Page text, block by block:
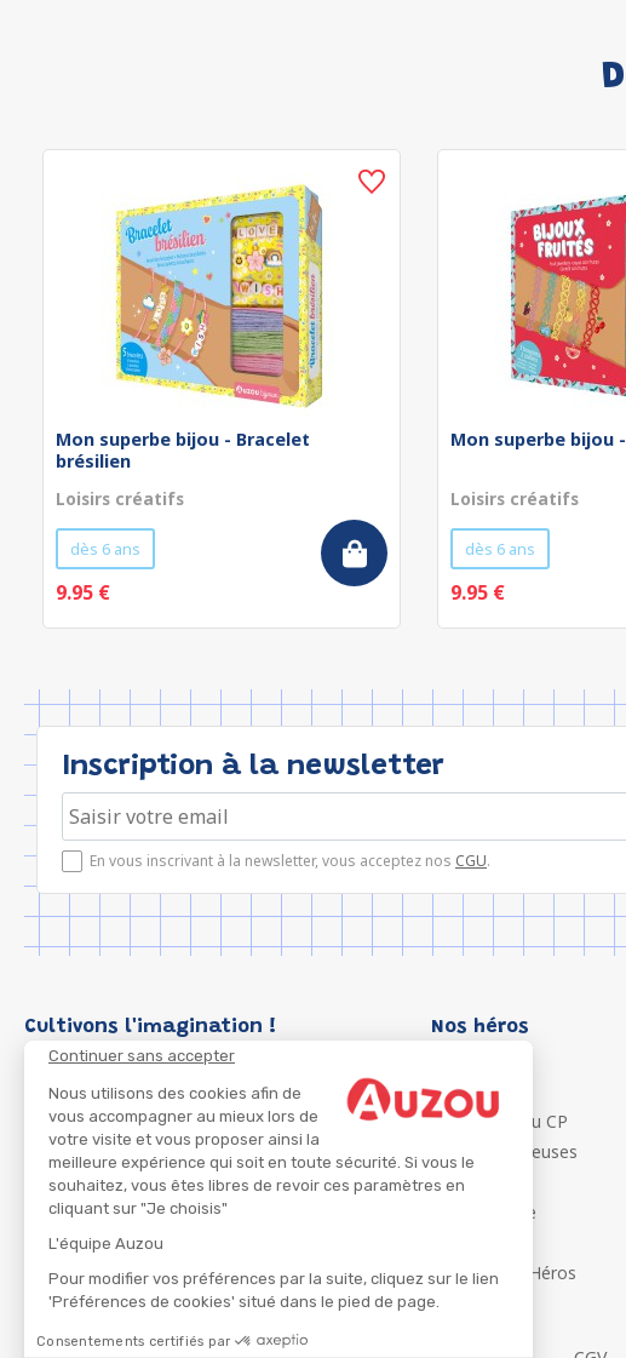
Continuer sans accepter
Nous utilisons des cookies afin de
vous accompagner au mieux lors de
votre visite et vous proposer ainsi la
meilleure expérience qui soit en toute sécurité. Si vous le
souhaitez, vous êtes libres de revoir ces paramètres en
cliquant sur "Je choisis"
L'équipe Auzou
Pour modifier vos préférences par la suite, cliquez sur le lien
'Préférences de cookies' situé dans le pied de page.
Consentements certifiés par
Mon superbe bijou - Bracelet
brésilien
Loisirs créatifs
dès 6 ans
9.95 €
Mon superbe bijou
Loisirs créatifs
dès 6 ans
9.95 €
Inscription à la newsletter
En vous inscrivant à la newsletter, vous acceptez nos CGU.
Cultivons l'imagination ! Nos héros
P'tit Loup
Les Héros du CP
Les Influenceuses
Migali
Petite Taupe
Ma Boîte à Héros